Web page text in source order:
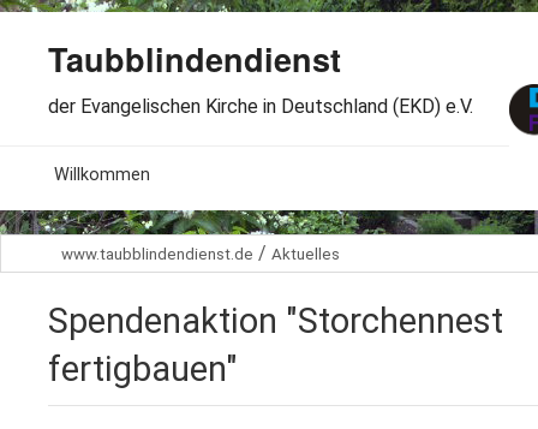
Taubblindendienst
der Evangelischen Kirche in Deutschland (EKD) e.V.
Willkommen
Aktuelles
Arbeitsbereiche
www.taubblindendienst.de / Aktuelles
Spendenaktion "Storchennest
fertigbauen"